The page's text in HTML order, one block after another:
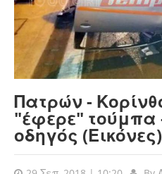
Πατρών -
"έφερε" τούμπα
οδηγός (Εικόνες)